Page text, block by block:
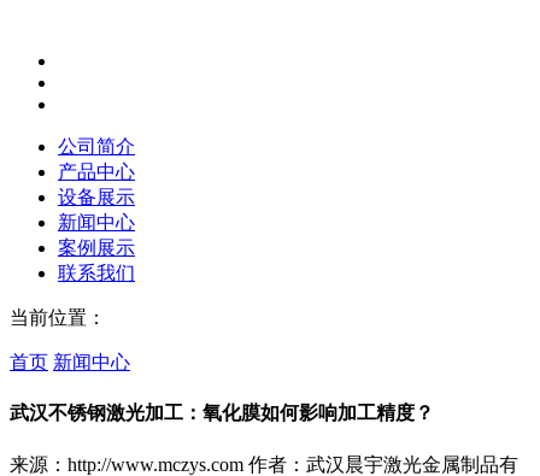
公司简介
产品中心
设备展示
新闻中心
案例展示
联系我们
当前位置：
首页 新闻中心
武汉不锈钢激光加工：氧化膜如何影响加工精度？
来源：http://www.mczys.com 作者：武汉晨宇激光金属制品有